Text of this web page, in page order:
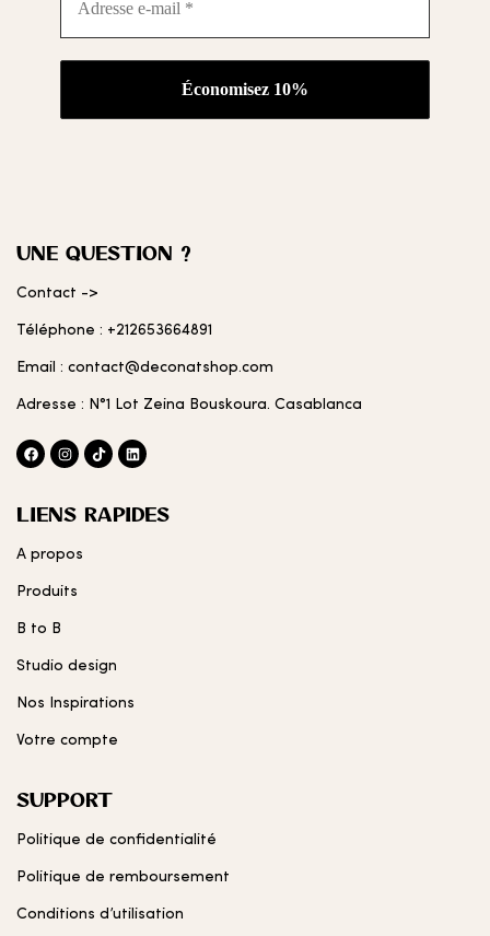
UNE QUESTION ?
Contact ->
Téléphone : +212653664891
Email : contact@deconatshop.com
Adresse : N°1 Lot Zeina Bouskoura. Casablanca
LIENS RAPIDES
A propos
Produits
B to B
Studio design
Nos Inspirations
Votre compte
SUPPORT
Politique de confidentialité
Politique de remboursement
Conditions d’utilisation